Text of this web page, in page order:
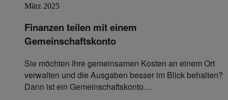
März 2025
Finanzen teilen mit einem
Gemeinschaftskonto
Sie möchten Ihre gemeinsamen Kosten an einem Ort
verwalten und die Ausgaben besser im Blick behalten?
Dann ist ein Gemeinschaftskonto…